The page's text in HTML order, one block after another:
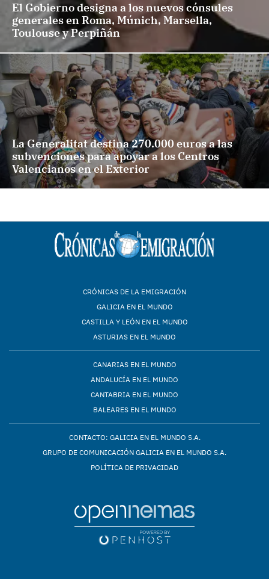
El Gobierno designa a los nuevos cónsules
generales en Roma, Múnich, Marsella,
Toulouse y Perpiñán
La Generalitat destina 270.000 euros a las
subvenciones para apoyar a los Centros
Valencianos en el Exterior
CRÓNICAS DE LA EMIGRACIÓN
GALICIA EN EL MUNDO
CASTILLA Y LEÓN EN EL MUNDO
ASTURIAS EN EL MUNDO
CANARIAS EN EL MUNDO
ANDALUCÍA EN EL MUNDO
CANTABRIA EN EL MUNDO
BALEARES EN EL MUNDO
CONTACTO: GALICIA EN EL MUNDO S.A.
GRUPO DE COMUNICACIÓN GALICIA EN EL MUNDO S.A.
POLÍTICA DE PRIVACIDAD